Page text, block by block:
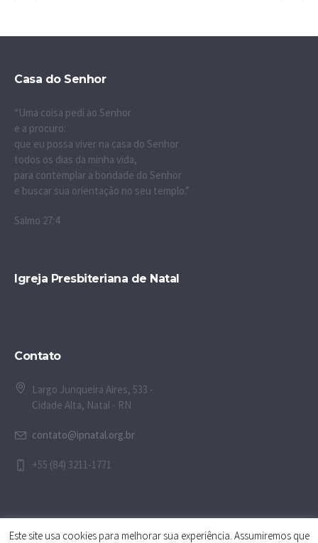
Casa do Senhor
“Uma coisa pedi ao Senhor
e a procuro:
que eu possa viver na casa do Senhor
todos os dias da minha vida,
para contemplar a bondade do Senhor
e buscar sua orientação no seu templo.”
Salmo 27:4
Igreja Presbiteriana de Natal
Contato
Largo Junqueira Aires, 533 -
Cidade Alta, Natal - RN
contato@ipnatal.org.br
+55 (84) 3211-1771
Este site usa cookies para melhorar sua experiência. Assumiremos que